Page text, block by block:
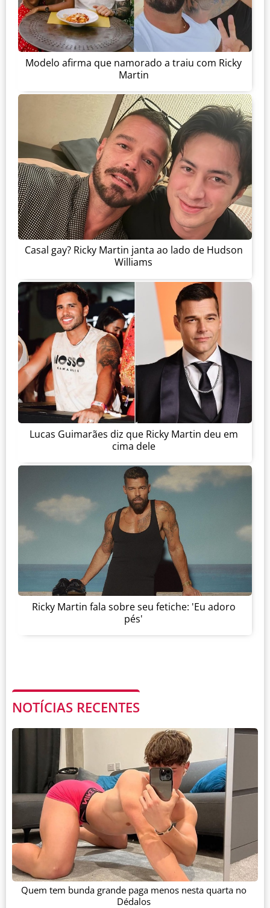
Modelo afirma que namorado a traiu com Ricky
Martin
Casal gay? Ricky Martin janta ao lado de Hudson
Williams
Lucas Guimarães diz que Ricky Martin deu em
cima dele
Ricky Martin fala sobre seu fetiche: 'Eu adoro
pés'
NOTÍCIAS RECENTES
Quem tem bunda grande paga menos nesta quarta no
Dédalos